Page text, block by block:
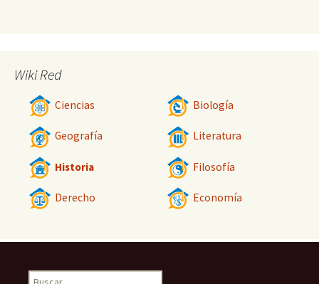
Wiki Red
Ciencias Biología
Geografía Literatura
Historia Filosofía
Derecho Economía
Buscar: